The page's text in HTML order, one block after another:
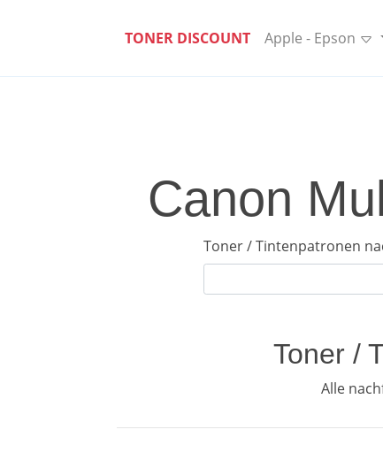
TONER DISCOUNT Apple - Epson
Canon
Toner / Tintenpatronen
Toner /
Alle